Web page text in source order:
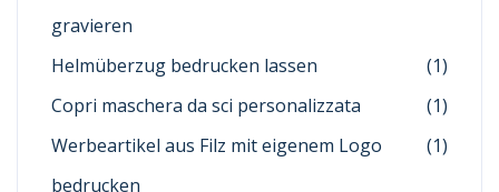
gravieren
Helmüberzug bedrucken lassen
(1)
Copri maschera da sci personalizzata
(1)
Werbeartikel aus Filz mit eigenem Logo
bedrucken
(1)